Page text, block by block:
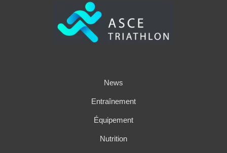
News
Entraînement
Équipement
Nutrition